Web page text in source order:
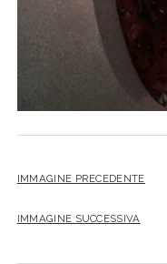
IMMAGINE PRECEDENTE
IMMAGINE SUCCESSIVA